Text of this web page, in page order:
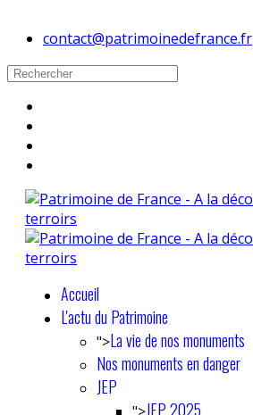
contact@patrimoinedefrance.fr
Accueil
L'actu du Patrimoine
">La vie de nos monuments
Nos monuments en danger
JEP
JEP 2025